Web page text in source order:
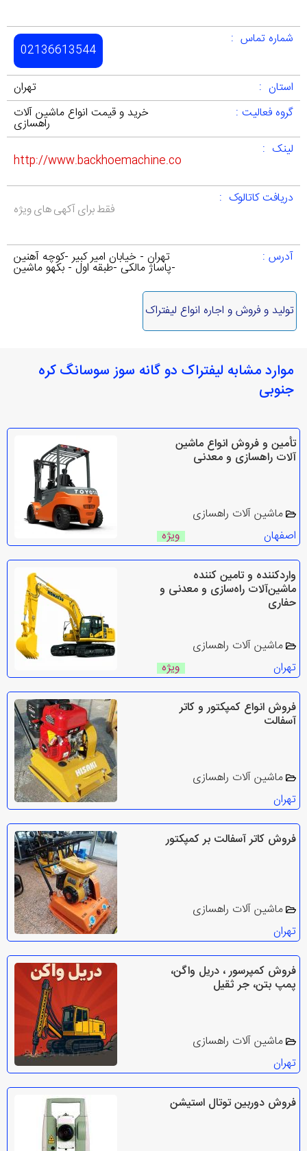
شماره تماس :
02136613544
استان :
تهران
گروه فعالیت :
خرید و قیمت انواع ماشین آلات
راهسازی
لینک :
http://www.backhoemachine.co
دریافت کاتالوک :
فقط برای آکهی های ویژه
آدرس : تهران - خیابان امیر کبیر -کوچه آهنین
-پاساژ مالکی -طبقه اول - بکهو ماشین
تولید و فروش و اجاره انواع لیفتراک
موارد مشابه لیفتراک دو گانه سوز سوسانگ کره
جنوبی
تأمین و فروش انواع ماشین‌
آلات راهسازی و معدنی
ماشین آلات راهسازی
اصفهان
ویژه
واردکننده و تامین‌ کننده
ماشین‌آلات راه‌سازی و معدنی و
حفاری
ماشین آلات راهسازی
تهران
ویژه
فروش انواع کمپکتور و کاتر
آسفالت
ماشین آلات راهسازی
تهران
فروش کاتر آسفالت بر کمپکتور
ماشین آلات راهسازی
تهران
فروش کمپرسور ، دریل واگن،
پمپ بتن، جر ثقیل
ماشین آلات راهسازی
تهران
فروش دوربین توتال استیشن